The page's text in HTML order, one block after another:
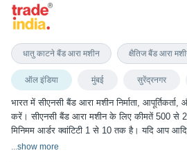
भारत में सीएनसी बैंड आरा मशीन निर्माता,
करें। सीएनसी बैंड आरा मशीन के लिए कीमतें 500 से
मिनिमम आर्डर क्वांटिटी 1 से 10 तक है। यदि आप
ट्रेडइंडिया पर सीएनसी बैंड आरा मशीन के सबसे अच्छा
...show more
ऑल इंडिया मुंबई सुरेंद्रनगर
धातु काटने बैंड आरा मशीन क्षैतिज बैंड आरा